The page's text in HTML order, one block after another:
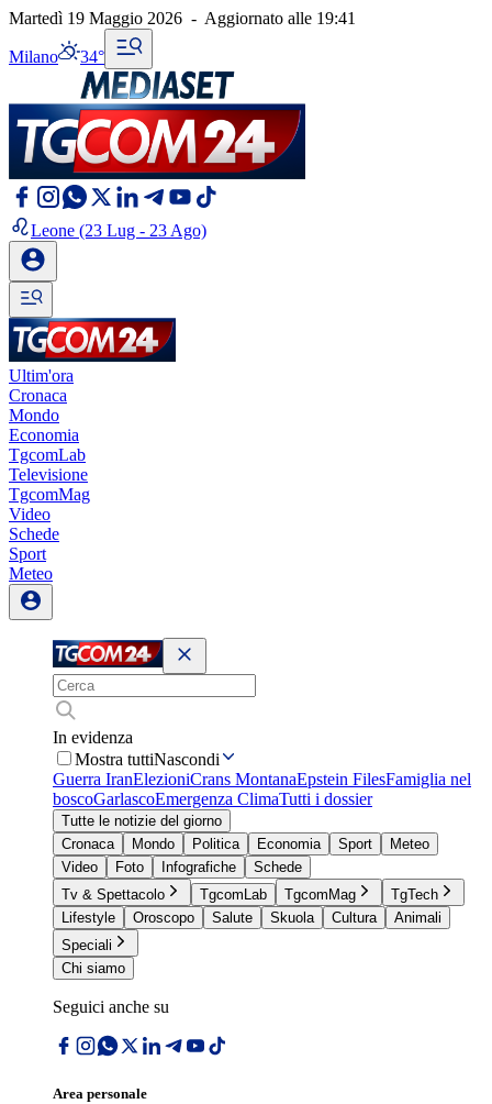
Martedì 19 Maggio 2026 - Aggiornato alle 19:41
Milano 34°
Leone (23 Lug - 23 Ago)
Ultim'ora
Cronaca
Mondo
Economia
TgcomLab
Televisione
TgcomMag
Video
Schede
Sport
Meteo
In evidenza
Mostra tuttiNascondi
Guerra IranElezioniCrans MontanaEpstein FilesFamiglia nel
boscoGarlascoEmergenza ClimaTutti i dossier
Tutte le notizie del giorno
Cronaca
Mondo Politica Economia Sport
Meteo
Video
Foto Infografiche
Schede
Tv & Spettacolo
TgcomLab TgcomMag
TgTech
Lifestyle
Oroscopo Salute Skuola Cultura
Animali
Speciali
Chi siamo
Seguici anche su
Area personale